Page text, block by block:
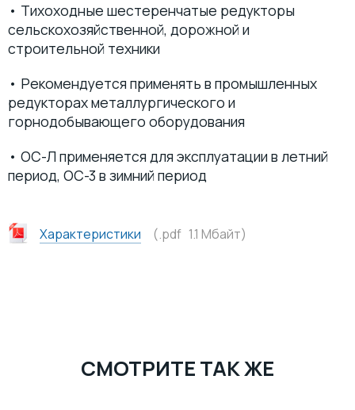
• Тихоходные шестеренчатые редукторы
сельскохозяйственной, дорожной и
строительной техники
• Рекомендуется применять в промышленных
редукторах металлургического и
горнодобывающего оборудования
• ОС-Л применяется для эксплуатации в летний
период, ОС-3 в зимний период
Характеристики (.pdf 1.1 Mбайт)
СМОТРИТЕ ТАК ЖЕ